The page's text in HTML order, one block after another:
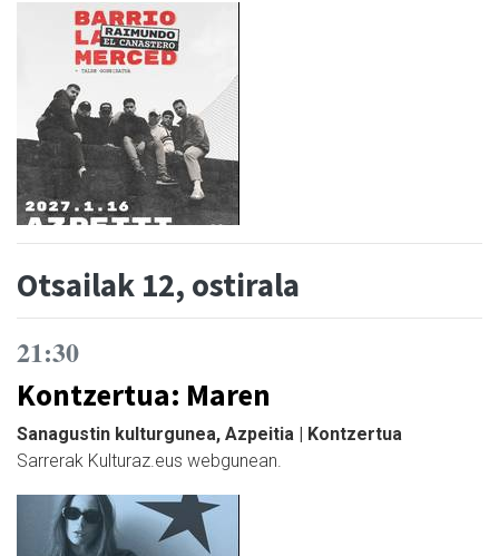
Otsailak 12, ostirala
21:30
Kontzertua: Maren
Sanagustin kulturgunea, Azpeitia | Kontzertua
Sarrerak Kulturaz.eus webgunean.